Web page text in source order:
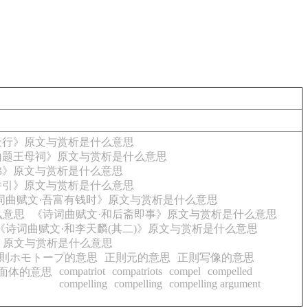
行》原文与赏析是什么意思
题王母祠》原文与赏析是什么意思
》原文与赏析是什么意思
引》原文与赏析是什么意思
曲赋文·吾富有钱时》原文与赏析是什么意思
思
《诗词曲赋文·和后斋即事》原文与赏析是什么意思
《诗词曲赋文·和李天麟(其二)》原文与赏析是什么意思
原文与赏析是什么意思
ホモトープ的意思 正則元的意思
正則写像的意思
体的意思 compatriot compatriots compel
compelled
compelling
compelling
compelling argument